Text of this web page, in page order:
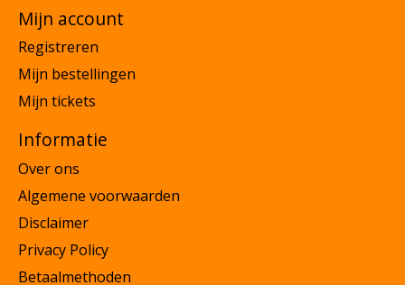
Mijn account
Registreren
Mijn bestellingen
Mijn tickets
Informatie
Over ons
Algemene voorwaarden
Disclaimer
Privacy Policy
Betaalmethoden